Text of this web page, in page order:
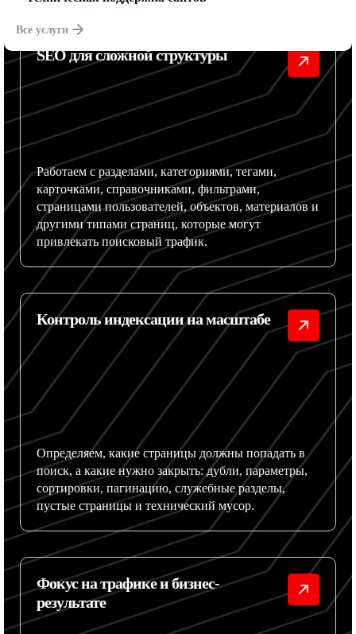
Все услуги
SEO для сложной структуры
Работаем с разделами, категориями, тегами,
карточками, справочниками, фильтрами,
страницами пользователей, объектов, материалов и
другими типами страниц, которые могут
привлекать поисковый трафик.
Контроль индексации на масштабе
Определяем, какие страницы должны попадать в
поиск, а какие нужно закрыть: дубли, параметры,
сортировки, пагинацию, служебные разделы,
пустые страницы и технический мусор.
Фокус на трафике и бизнес-
результате